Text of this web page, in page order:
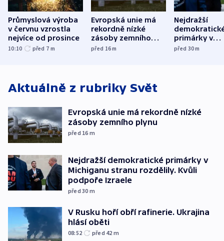
Průmyslová výroba
v červnu vzrostla
nejvíce od prosince
10:10 před 7 m
Evropská unie má
rekordně nízké
zásoby zemního
plynu
před 16m
Nejdražší
primárky v
Michiganu
před 30m
Aktuálně z rubriky Svět
Evropská unie má rekordně nízké
zásoby zemního plynu
před 16 m
Nejdražší demokratické primárky v
Michiganu stranu rozdělily. Kvůli
podpoře Izraele
před 30 m
V Rusku hoří obří rafinerie. Ukrajina
hlásí oběti
08:52 před 42 m